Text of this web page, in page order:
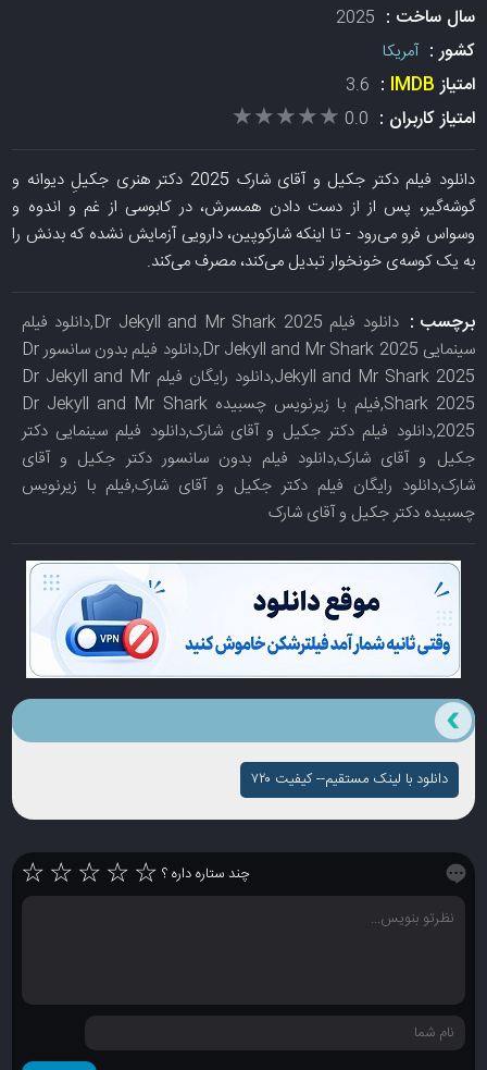
سال ساخت : 2025
کشور :آمریکا
امتیازIMDB
:
3.6
امتیاز کاربران : 0.0
★★★★★
★★★★★
دانلود فیلم دکتر جکیل و آقای شارک 2025 دکتر هنری جکیلِ دیوانه و
گوشه‌گیر، پس از از دست دادن همسرش، در کابوسی از غم و اندوه و
وسواس فرو می‌رود - تا اینکه شارکوپین، دارویی آزمایش نشده که بدنش را
به یک کوسه‌ی خونخوار تبدیل می‌کند، مصرف می‌کند.
برچسب :
دانلود فیلم Dr Jekyll and Mr Shark 2025,دانلود فیلم
سینمایی Dr Jekyll and Mr Shark 2025,دانلود فیلم بدون سانسور Dr
Jekyll and Mr Shark 2025,دانلود رایگان فیلم Dr Jekyll and Mr
Shark 2025,فیلم با زیرنویس چسبیده Dr Jekyll and Mr Shark
2025,دانلود فیلم دکتر جکیل و آقای شارک,دانلود فیلم سینمایی دکتر
جکیل و آقای شارک,دانلود فیلم بدون سانسور دکتر جکیل و آقای
شارک,دانلود رایگان فیلم دکتر جکیل و آقای شارک,فیلم با زیرنویس
چسبیده دکتر جکیل و آقای شارک
دانلود با لینک مستقیم-- کیفیت ۷۲۰
چند ستاره داره ؟ ☆
☆
☆
☆
☆